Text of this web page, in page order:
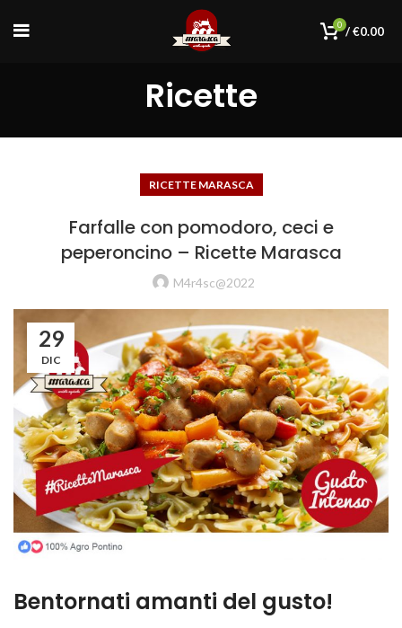
0 /€0.00
Ricette
RICETTE MARASCA
Farfalle con pomodoro, ceci e
peperoncino – Ricette Marasca
M4r4sc@2022
29
DIC
Bentornati amanti del gusto!